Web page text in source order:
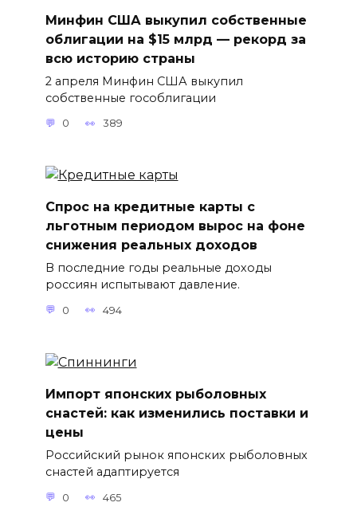
Минфин США выкупил собственные
облигации на $15 млрд — рекорд за
всю историю страны
2 апреля Минфин США выкупил
собственные гособлигации
0 389
Спрос на кредитные карты с
льготным периодом вырос на фоне
снижения реальных доходов
В последние годы реальные доходы
россиян испытывают давление.
0 494
Импорт японских рыболовных
снастей: как изменились поставки и
цены
Российский рынок японских рыболовных
снастей адаптируется
0 465